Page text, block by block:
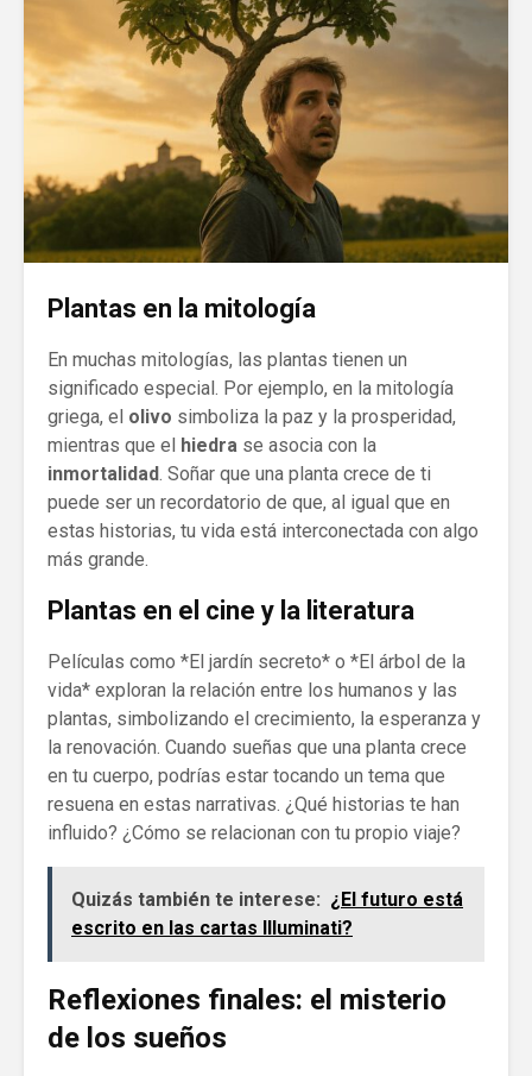
Plantas en la mitología
En muchas mitologías, las plantas tienen un
significado especial. Por ejemplo, en la mitología
griega, el olivo simboliza la paz y la prosperidad,
mientras que el hiedra se asocia con la
inmortalidad . Soñar que una planta crece de ti
puede ser un recordatorio de que, al igual que en
estas historias, tu vida está interconectada con algo
más grande.
Plantas en el cine y la literatura
Películas como *El jardín secreto* o *El árbol de la
vida* exploran la relación entre los humanos y las
plantas, simbolizando el crecimiento, la esperanza y
la renovación. Cuando sueñas que una planta crece
en tu cuerpo, podrías estar tocando un tema que
resuena en estas narrativas. ¿Qué historias te han
influido? ¿Cómo se relacionan con tu propio viaje?
Quizás también te interese: ¿El futuro está
escrito en las cartas Illuminati?
Reflexiones finales: el misterio
de los sueños